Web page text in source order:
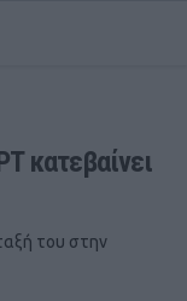
κατεβαίνει
του στην